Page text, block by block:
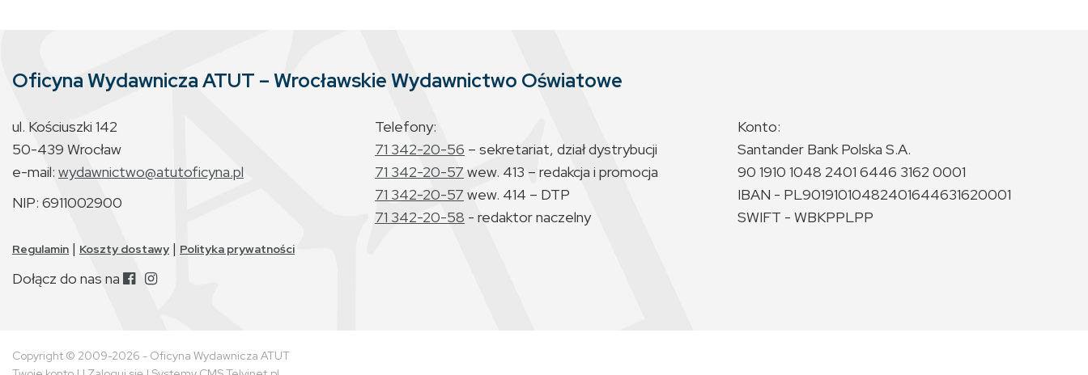
Oficyna Wydawnicza ATUT – Wrocławskie Wydawnictwo Oświatowe
ul. Kościuszki 142
50-439 Wrocław
e-mail: wydawnictwo@atutoficyna.pl
NIP: 6911002900
Telefony:
71 342-20-56 – sekretariat, dział dystrybucji
71 342-20-57 wew. 413 – redakcja i promocja
71 342-20-57 wew. 414 – DTP
71 342-20-58 - redaktor naczelny
Konto:
Santander Bank Polska S.A.
90 1910 1048 2401 6446 3162 0001
IBAN - PL90191010482401644631620001
SWIFT - WBKPPLPP
Regulamin | Koszty dostawy | Polityka prywatności
Dołącz do nas na
Copyright © 2009-2026 - Oficyna Wydawnicza ATUT